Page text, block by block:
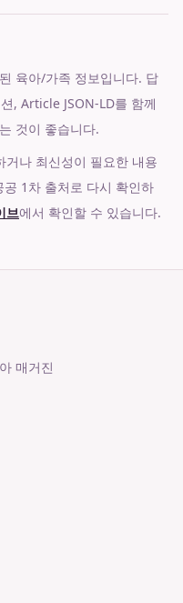
육아/가족 정보입니다. 답
, Article JSON-LD를 함께
것이 좋습니다.
나 최신성이 필요한 내용
공 1차 출처로 다시 확인하
브에서 확인할 수 있습니다.
매거진